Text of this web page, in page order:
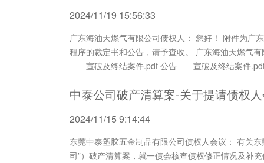
2024/11/19 15:56:33
广东海油天燃气有限公司债权人： 您好！ 附件为广东海油天燃气有限公司破产清算案法院裁定终结破产
程序的裁定书和公告，请予查收。 广东海油天燃气有限公司管理人 2024年11月19日 附件： 民事裁定书
中泰公司破产清算案-关于提请债权
2024/11/15 9:14:44
东莞中泰塑胶五金制品有限公司债权人会议： 有关东莞中泰塑胶五金制品有限公司（以下简称“中泰公
司”）破产清算案，就一债会核查债权修正情况及补